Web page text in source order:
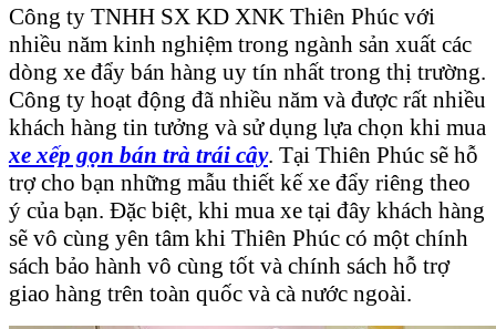
Công ty TNHH SX KD XNK Thiên Phúc với
nhiều năm kinh nghiệm trong ngành sản xuất các
dòng xe đẩy bán hàng uy tín nhất trong thị trường.
Công ty hoạt động đã nhiều năm và được rất nhiều
khách hàng tin tưởng và sử dụng lựa chọn khi mua
xe xếp gọn bán trà trái cây. Tại Thiên Phúc sẽ hỗ
trợ cho bạn những mẫu thiết kế xe đẩy riêng theo
ý của bạn. Đặc biệt, khi mua xe tại đây khách hàng
sẽ vô cùng yên tâm khi Thiên Phúc có một chính
sách bảo hành vô cùng tốt và chính sách hỗ trợ
giao hàng trên toàn quốc và cà nước ngoài.